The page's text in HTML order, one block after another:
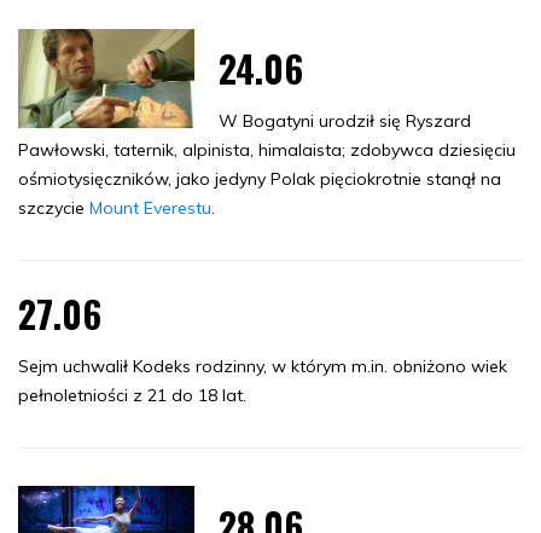
24.06
W Bogatyni urodził się Ryszard
Pawłowski, taternik, alpinista, himalaista; zdobywca dziesięciu
ośmiotysięczników, jako jedyny Polak pięciokrotnie stanął na
szczycie Mount Everestu.
27.06
Sejm uchwalił Kodeks rodzinny, w którym m.in. obniżono wiek
pełnoletniości z 21 do 18 lat.